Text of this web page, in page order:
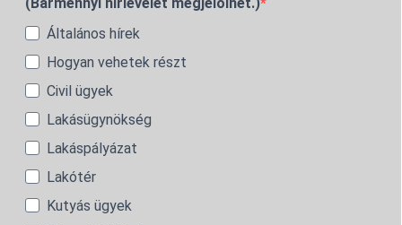
Általános hírek
Hogyan vehetek részt
Civil ügyek
Lakásügynökség
Lakáspályázat
Lakótér
Kutyás ügyek